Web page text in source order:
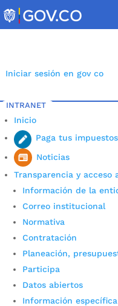
to
content
Iniciar sesión en gov co
INTRANET
Inicio
Paga tus impuestos
Noticias
Transparencia y
Información de la
Correo institucional
Normativa
Contratación
Planeación,
Participa
Datos abiertos
Información
Operativo